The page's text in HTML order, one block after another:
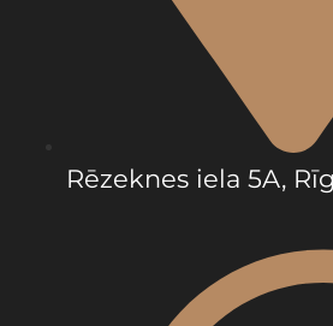
Rēzeknes iela 5A,